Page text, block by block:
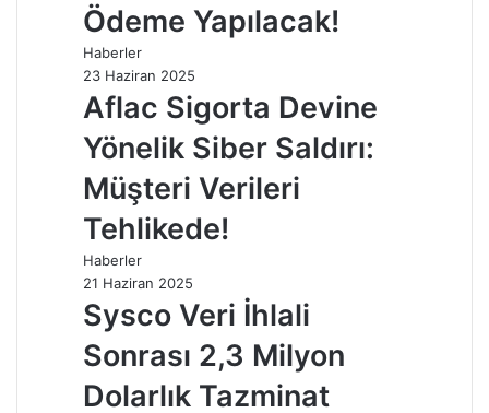
Ödeme Yapılacak!
Haberler
23 Haziran 2025
Aflac Sigorta Devine
Yönelik Siber Saldırı:
Müşteri Verileri
Tehlikede!
Haberler
21 Haziran 2025
Sysco Veri İhlali
Sonrası 2,3 Milyon
Dolarlık Tazminat